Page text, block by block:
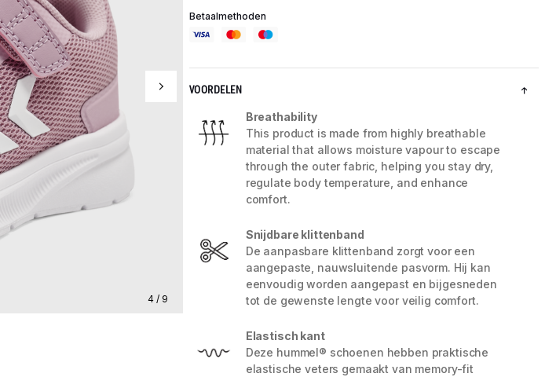
4 / 9
Betaalmethoden
VOORDELEN
Breathability
This product is made from highly breathable
material that allows moisture vapour to escape
through the outer fabric, helping you stay dry,
regulate body temperature, and enhance
comfort.
Snijdbare klittenband
De aanpasbare klittenband zorgt voor een
aangepaste, nauwsluitende pasvorm. Hij kan
eenvoudig worden aangepast en bijgesneden
tot de gewenste lengte voor veilig comfort.
Elastisch kant
Deze hummel® schoenen hebben praktische
elastische veters gemaakt van memory-fit